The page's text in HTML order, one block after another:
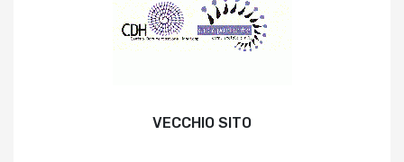
VECCHIO SITO